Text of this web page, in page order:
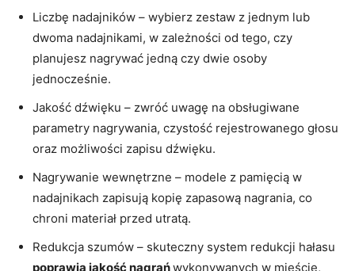
Liczbę nadajników – wybierz zestaw z jednym lub
dwoma nadajnikami, w zależności od tego, czy
planujesz nagrywać jedną czy dwie osoby
jednocześnie.
Jakość dźwięku – zwróć uwagę na obsługiwane
parametry nagrywania, czystość rejestrowanego głosu
oraz możliwości zapisu dźwięku.
Nagrywanie wewnętrzne – modele z pamięcią w
nadajnikach zapisują kopię zapasową nagrania, co
chroni materiał przed utratą.
Redukcja szumów – skuteczny system redukcji hałasu
poprawia jakość nagrańwykonywanych w mieście,